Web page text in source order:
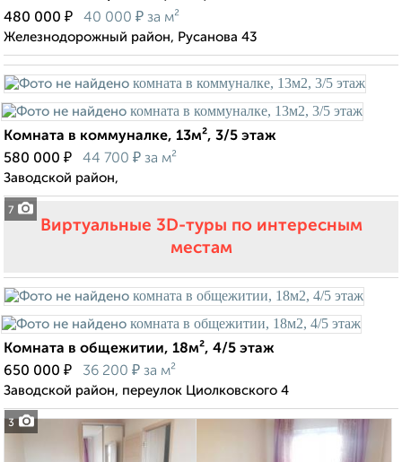
480 000 ₽ 40 000 ₽ за м²
Железнодорожный район, Русанова 43
7
Комната в коммуналке, 13м², 3/5 этаж
580 000 ₽ 44 700 ₽ за м²
Заводской район,
Виртуальные 3D-туры по интересным
местам
3
Комната в общежитии, 18м², 4/5 этаж
650 000 ₽ 36 200 ₽ за м²
Заводской район, переулок Циолковского 4